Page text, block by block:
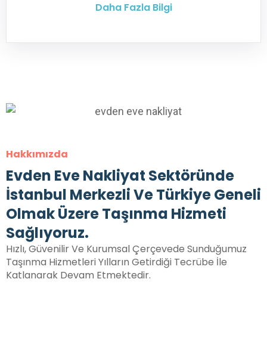
Daha Fazla Bilgi
Hakkımızda
Evden Eve Nakliyat Sektöründe
İstanbul Merkezli Ve Türkiye Geneli
Olmak Üzere Taşınma Hizmeti
Sağlıyoruz.
Hızlı, Güvenilir Ve Kurumsal Çerçevede Sunduğumuz
Taşınma Hizmetleri Yılların Getirdiği Tecrübe İle
Katlanarak Devam Etmektedir.